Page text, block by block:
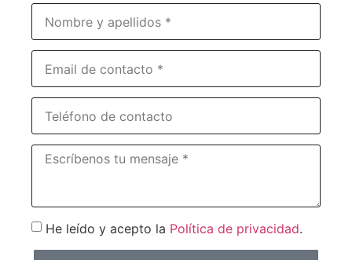
He leído y acepto la Política de privacidad.